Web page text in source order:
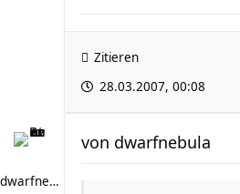
Zitieren
28.03.2007, 00:08
dwarfnebula
von dwarfnebula